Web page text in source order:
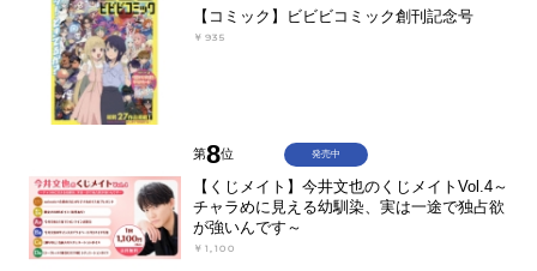
【コミック】ビビビコミック創刊記念号
￥935
第8位
【くじメイト】今井文也のくじメイトVol.4～
チャラめに見える幼馴染、実は一途で独占欲
が強いんです～
￥1,100
発売中